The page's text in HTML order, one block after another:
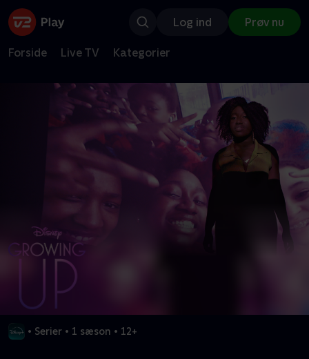
Log ind Prøv nu
Forside Live TV Kategorier
• Serier • 1 sæson • 12+